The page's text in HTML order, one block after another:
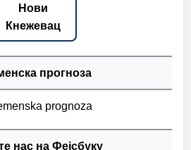
Нови
Кнежевац
прогноза
нас на Фејсбуку